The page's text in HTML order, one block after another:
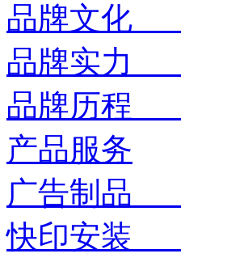
品牌文化
品牌实力
品牌历程
产品服务
广告制品
快印安装